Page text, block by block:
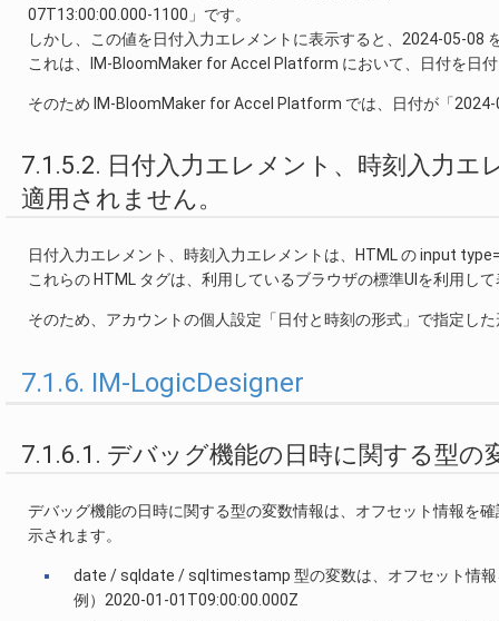
07T13:00:00.000-1100」です。
しかし、この値を日付入力エレメントに表示すると、2024-05-08
これは、IM-BloomMaker for Accel Platform において、日付を日
そのため IM-BloomMaker for Accel Platform では、日付が「
7.1.5.2. 日付入力エレメント、時刻入力
適用されません。
日付入力エレメント、時刻入力エレメントは、HTML の input
これらの HTML タグは、利用しているブラウザの標準UIを利用し
そのため、アカウントの個人設定「日付と時刻の形式」で指定し
7.1.6. IM-LogicDesigner
7.1.6.1. デバッグ機能の日時に関する型の
デバッグ機能の日時に関する型の変数情報は、オフセット情報を
示されます。
date / sqldate / sqltimestamp 型の変数は、オフセット情
例）2020-01-01T09:00:00.000Z